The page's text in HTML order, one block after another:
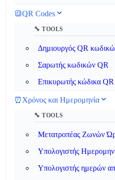
🔳QR Codes
🔧 TOOLS
Δημιουργός QR
Σαρωτής κωδικών QR
Επικυρωτής κώδικα QR
⏰ Χρόνος και Ημερομηνία
🔧 TOOLS
Μετατροπέας Ζωνών
Υπολογιστής
Υπολογιστής ημερών